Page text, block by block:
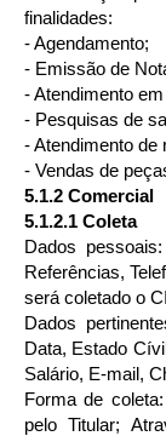
finalidades:
- Agendamento;
- Emissão de
- Atendimento
- Pesquisas de
- Atendimento de
- Vendas de
5.1.2 Comercial
5.1.2.1 Coleta
Dados
Referências,
será coletado o
Dados
Data, Estado
Salário, E-mail,
Forma de
pelo Titular;